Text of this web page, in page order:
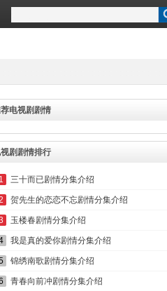
电视剧剧情
剧剧情排行
1 三十而已剧情分集介绍
贺先生的恋恋不忘剧情分集介绍
玉楼春剧情分集介绍
我是真的爱你剧情分集介绍
锦绣南歌剧情分集介绍
青春向前冲剧情分集介绍